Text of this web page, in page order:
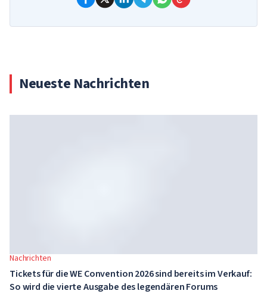
Neueste Nachrichten
Nachrichten
Tickets für die WE Convention 2026 sind bereits im Verkauf:
So wird die vierte Ausgabe des legendären Forums